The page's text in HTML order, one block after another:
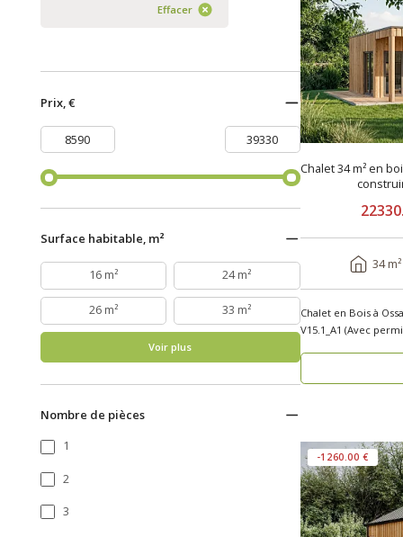
Effacer
Prix, €
Surface habitable, m²
16 m² 24 m²
26 m² 33 m²
Voir plus
Nombre de pièces
1
2
3
Chalet 34 m² en
34 m²
Chalet en Bois à
-1260.00 €